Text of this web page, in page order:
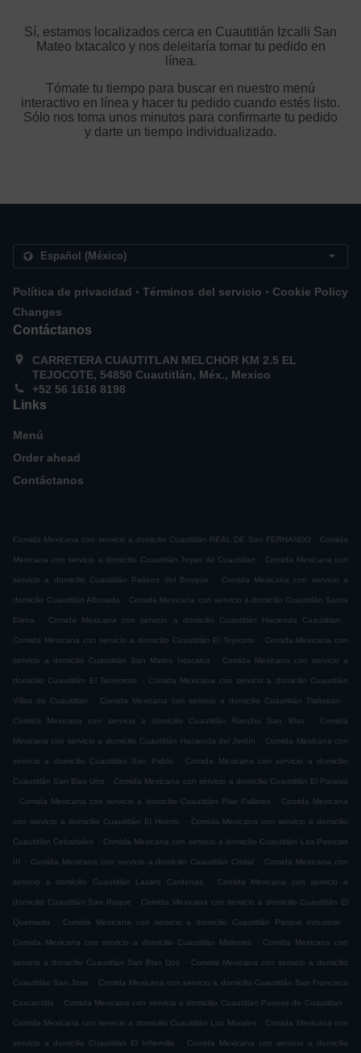
Sí, estamos localizados cerca en Cuautitlán Izcalli San
Mateo Ixtacalco y nos deleitaría tomar tu pedido en
línea.
Tómate tu tiempo para buscar en nuestro menú
interactivo en línea y hacer tu pedido cuando estés listo.
Sólo nos toma unos minutos para confirmarte tu pedido
y darte un tiempo individualizado.
Política de privacidad . Términos del servicio . Cookie Policy
Changes
Contáctanos
CARRETERA CUAUTITLAN MELCHOR KM 2.5 EL
TEJOCOTE, 54850 Cuautitlán, Méx., Mexico
+52 56 1616 8198
Links
Menú
Order ahead
Contáctanos
Comida Mexicana con servicio a domicilio Cuautitlán REAL DE San FERNANDO . Comida
Mexicana con servicio a domicilio Cuautitlán Joyas de Cuautitlan . Comida Mexicana con
servicio a domicilio Cuautitlán Paseos del Bosque . Comida Mexicana con servicio a
domicilio Cuautitlán Alborada . Comida Mexicana con servicio a domicilio Cuautitlán Santa
Elena . Comida Mexicana con servicio a domicilio Cuautitlán Hacienda Cuautitlan .
Comida Mexicana con servicio a domicilio Cuautitlán El Tejocote . Comida Mexicana con
servicio a domicilio Cuautitlán San Mateo Ixtacalco . Comida Mexicana con servicio a
domicilio Cuautitlán El Terremoto . Comida Mexicana con servicio a domicilio Cuautitlán
Villas de Cuautitlan . Comida Mexicana con servicio a domicilio Cuautitlán Tlaltepan .
Comida Mexicana con servicio a domicilio Cuautitlán Rancho San Blas . Comida
Mexicana con servicio a domicilio Cuautitlán Hacienda del Jardín . Comida Mexicana con
servicio a domicilio Cuautitlán San Pablo . Comida Mexicana con servicio a domicilio
Cuautitlán San Blas Uno . Comida Mexicana con servicio a domicilio Cuautitlán El Paraiso
. Comida Mexicana con servicio a domicilio Cuautitlán Pilar Pallares . Comida Mexicana
con servicio a domicilio Cuautitlán El Huerto . Comida Mexicana con servicio a domicilio
Cuautitlán Cebadales . Comida Mexicana con servicio a domicilio Cuautitlán Las Patricias
III . Comida Mexicana con servicio a domicilio Cuautitlán Cristal . Comida Mexicana con
servicio a domicilio Cuautitlán Lazaro Cardenas . Comida Mexicana con servicio a
domicilio Cuautitlán San Roque . Comida Mexicana con servicio a domicilio Cuautitlán El
Quemado . Comida Mexicana con servicio a domicilio Cuautitlán Parque Industrial .
Comida Mexicana con servicio a domicilio Cuautitlán Misiones . Comida Mexicana con
servicio a domicilio Cuautitlán San Blas Dos . Comida Mexicana con servicio a domicilio
Cuautitlán San Jose . Comida Mexicana con servicio a domicilio Cuautitlán San Francisco
Cascantitla . Comida Mexicana con servicio a domicilio Cuautitlán Paseos de Cuautitlan .
Comida Mexicana con servicio a domicilio Cuautitlán Los Morales . Comida Mexicana con
servicio a domicilio Cuautitlán El Infiernillo . Comida Mexicana con servicio a domicilio